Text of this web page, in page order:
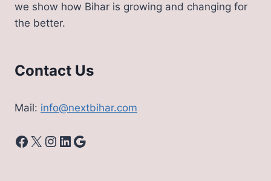
we show how Bihar is growing and changing for
the better.
Contact Us
Mail: info@nextbihar.com
Facebook
X Instagram
LinkedIn
Google